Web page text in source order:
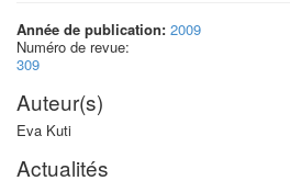
Année de publication: 2009
Numéro de revue:
309
Auteur(s)
Eva Kuti
Actualités